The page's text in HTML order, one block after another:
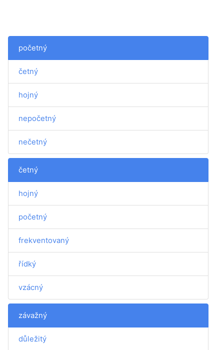
početný
četný
hojný
nepočetný
nečetný
četný
hojný
početný
frekventovaný
řídký
vzácný
závažný
důležitý